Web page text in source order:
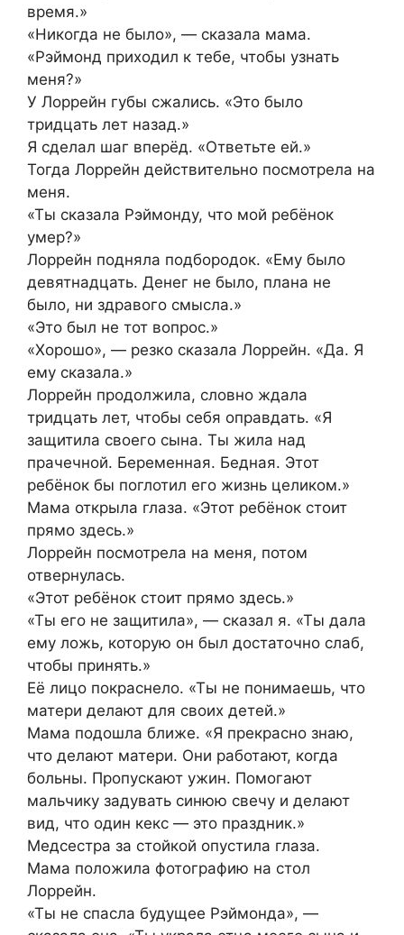
время.»
«Никогда не было», — сказала мама.
«Рэймонд приходил к тебе, чтобы узнать
меня?»
У Лоррейн губы сжались. «Это было
тридцать лет назад.»
Я сделал шаг вперёд. «Ответьте ей.»
Тогда Лоррейн действительно посмотрела на
меня.
«Ты сказала Рэймонду, что мой ребёнок
умер?»
Лоррейн подняла подбородок. «Ему было
девятнадцать. Денег не было, плана не
было, ни здравого смысла.»
«Это был не тот вопрос.»
«Хорошо», — резко сказала Лоррейн. «Да. Я
ему сказала.»
Лоррейн продолжила, словно ждала
тридцать лет, чтобы себя оправдать. «Я
защитила своего сына. Ты жила над
прачечной. Беременная. Бедная. Этот
ребёнок бы поглотил его жизнь целиком.»
Мама открыла глаза. «Этот ребёнок стоит
прямо здесь.»
Лоррейн посмотрела на меня, потом
отвернулась.
«Этот ребёнок стоит прямо здесь.»
«Ты его не защитила», — сказал я. «Ты дала
ему ложь, которую он был достаточно слаб,
чтобы принять.»
Её лицо покраснело. «Ты не понимаешь, что
матери делают для своих детей.»
Мама подошла ближе. «Я прекрасно знаю,
что делают матери. Они работают, когда
больны. Пропускают ужин. Помогают
мальчику задувать синюю свечу и делают
вид, что один кекс — это праздник.»
Медсестра за стойкой опустила глаза.
Мама положила фотографию на стол
Лоррейн.
«Ты не спасла будущее Рэймонда», —